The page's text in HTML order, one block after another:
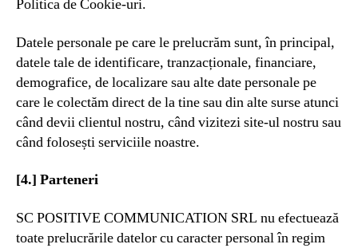
Politica de Cookie-uri.
Datele personale pe care le prelucrăm sunt, în principal,
datele tale de identificare, tranzacționale, financiare,
demografice, de localizare sau alte date personale pe
care le colectăm direct de la tine sau din alte surse atunci
când devii clientul nostru, când vizitezi site-ul nostru sau
când folosești serviciile noastre.
[4.] Parteneri
SC POSITIVE COMMUNICATION SRL nu efectuează
toate prelucrările datelor cu caracter personal în regim